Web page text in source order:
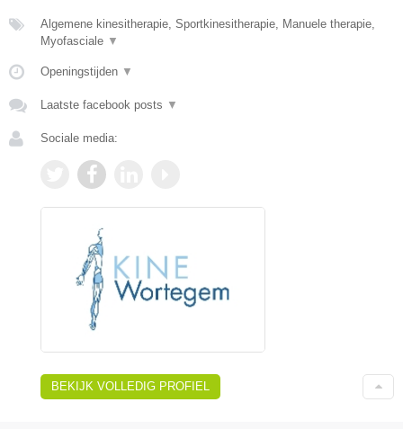
Algemene kinesitherapie, Sportkinesitherapie, Manuele therapie,
Myofasciale ▼
Openingstijden ▼
Laatste facebook posts ▼
Sociale media:
BEKIJK VOLLEDIG PROFIEL